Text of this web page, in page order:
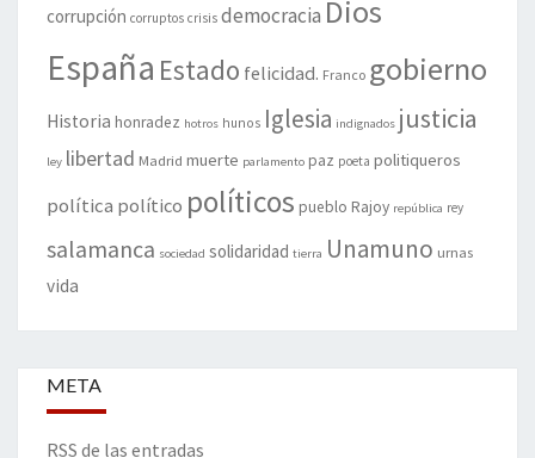
corrupción corruptos crisis democracia Dios
España Estado felicidad. Franco gobierno
Historia honradez hotros hunos Iglesia indignados justicia
ley libertad Madrid muerte parlamento paz poeta politiqueros
política político políticos pueblo Rajoy república rey
salamanca sociedad solidaridad tierra Unamuno urnas
vida
META
RSS de las entradas